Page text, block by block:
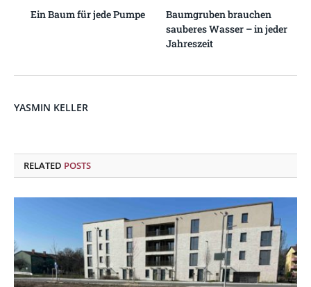
Ein Baum für jede Pumpe
Baumgruben brauchen
sauberes Wasser – in jeder
Jahreszeit
YASMIN KELLER
RELATED POSTS